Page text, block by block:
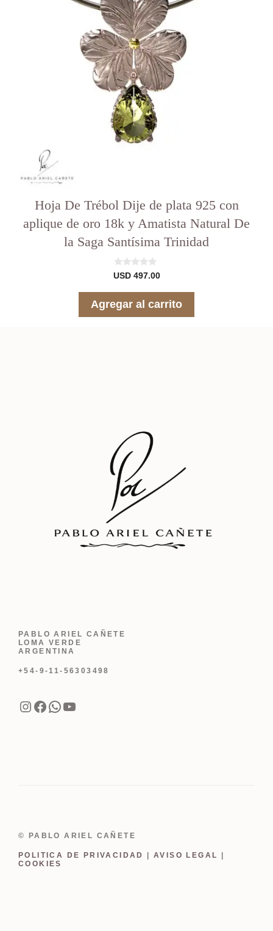
Hoja De Trébol Dije de plata 925 con
aplique de oro 18k y Amatista Natural De
la Saga Santísima Trinidad
0
d
USD497.00
Agregar al carrito
PABLO ARIEL CAÑETE
LOMA VERDE
ARGENTINA
+54-9-11-56303498
Instagram
Facebook
WhatsApp
YouTube
© PABLO ARIEL CAÑETE
POLITICA DE PRIVACIDAD |AVISO LEGAL
COOKIES